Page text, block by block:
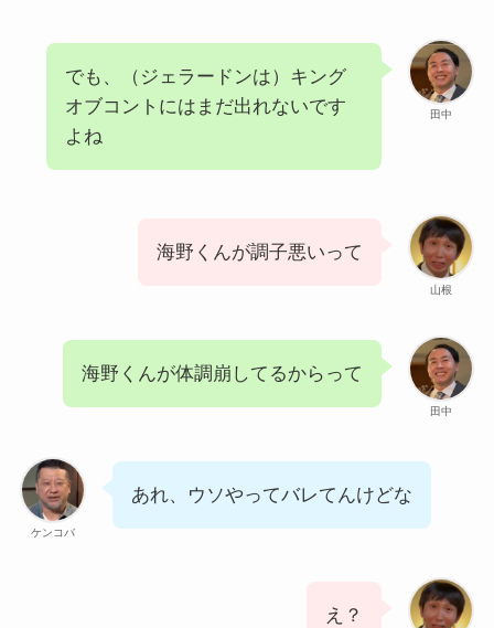
田中
でも、（ジェラードンは）キング
オブコントにはまだ出れないです
よね
山根
海野くんが調子悪いって
田中
海野くんが体調崩してるからって
ケンコバ
あれ、ウソやってバレてんけどな
え？